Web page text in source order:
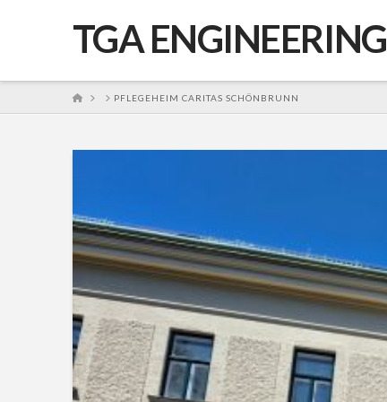
TGA ENGINEERING
HOME PFLEGEHEIM CARITAS SCHÖNBRUNN